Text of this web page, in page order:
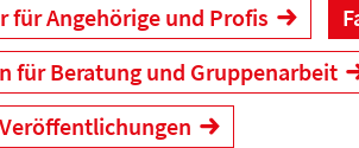
für Angehörige und Profis
für Beratung und Gruppenarbeit